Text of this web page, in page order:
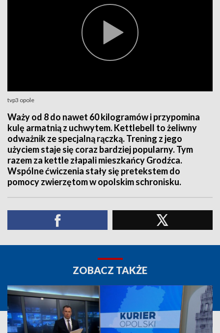
tvp3 opole
Waży od 8 do nawet 60 kilogramów i przypomina
kulę armatnią z uchwytem. Kettlebell to żeliwny
odważnik ze specjalną rączką. Trening z jego
użyciem staje się coraz bardziej popularny. Tym
razem za kettle złapali mieszkańcy Grodźca.
Wspólne ćwiczenia stały się pretekstem do
pomocy zwierzętom w opolskim schronisku.
ZOBACZ TAKŻE